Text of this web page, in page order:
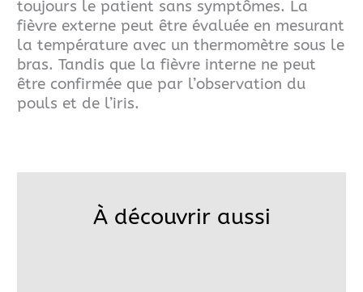
toujours le patient sans symptômes. La
fièvre externe peut être évaluée en mesurant
la température avec un thermomètre sous le
bras. Tandis que la fièvre interne ne peut
être confirmée que par l’observation du
pouls et de l’iris.
À découvrir aussi